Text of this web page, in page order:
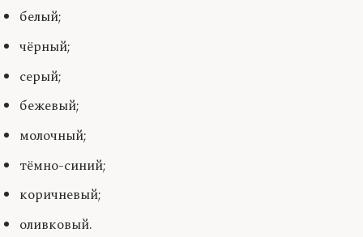
белый;
чёрный;
серый;
бежевый;
молочный;
тёмно-синий;
коричневый;
оливковый.